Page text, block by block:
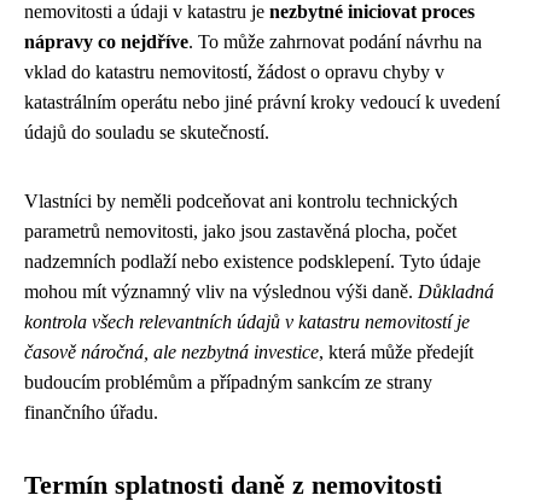
nemovitosti a údaji v katastru je nezbytné iniciovat proces
nápravy co nejdříve. To může zahrnovat podání návrhu na
vklad do katastru nemovitostí, žádost o opravu chyby v
katastrálním operátu nebo jiné právní kroky vedoucí k uvedení
údajů do souladu se skutečností.
Vlastníci by neměli podceňovat ani kontrolu technických
parametrů nemovitosti, jako jsou zastavěná plocha, počet
nadzemních podlaží nebo existence podsklepení. Tyto údaje
mohou mít významný vliv na výslednou výši daně. Důkladná
kontrola všech relevantních údajů v katastru nemovitostí je
časově náročná, ale nezbytná investice, která může předejít
budoucím problémům a případným sankcím ze strany
finančního úřadu.
Termín splatnosti daně z nemovitosti